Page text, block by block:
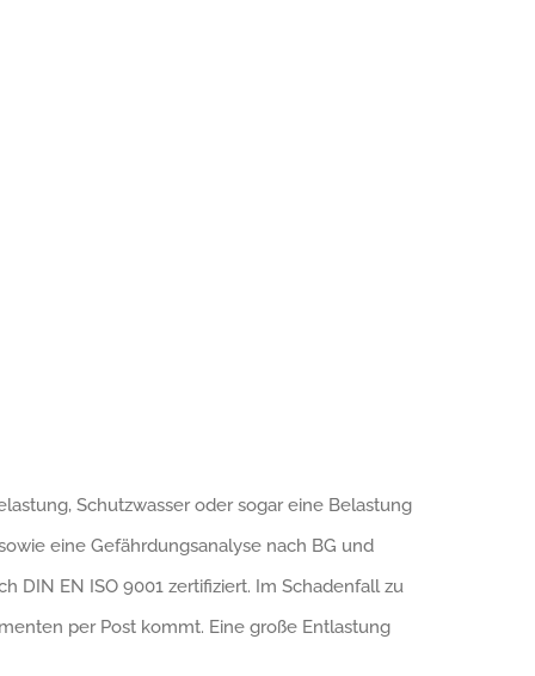
Schutzwasser oder sogar eine Belastung
eine Gefährdungsanalyse nach BG und
DIN EN ISO 9001 zertifiziert. Im Schadenfall zu
per Post kommt. Eine große Entlastung